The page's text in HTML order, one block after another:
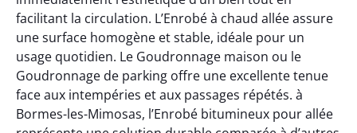
facilitant la circulation. L’Enrobé à chaud allée assure
une surface homogène et stable, idéale pour un
usage quotidien. Le Goudronnage maison ou le
Goudronnage de parking offre une excellente tenue
face aux intempéries et aux passages répétés. à
Bormes-les-Mimosas, l’Enrobé bitumineux pour allée